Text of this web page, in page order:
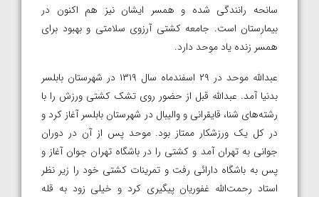
سانحه رانندگی شده و همسر ایشان نیز هم اکنون در
بیمارستان است. جامعه کشتی آرزوی سلامتی و بهبود برای
همسر زنده یاد موحد دارد.
عبدالله موحد در ۲۹ اسفندماه سال ۱۳۱۹ در شهرستان بابلسر
بدنیا آمد. عبدالله قبل از حضور روی تشک کشتی ورزش را با
رشته‌های شنا، قایقرانی و والیبال در شهرستان بابلسر آغاز کرد و
در کل یک ورزشکار ممتاز بود. موحد پس از آن در دوران
جوانی به تهران آمد و کشتی را در باشگاه تهران جوان آغاز و
پس به باشگاه دارائی رفت و تمرینات کشتی خود را زیر نظر
استاد رحمت‌الله غفوریان پیگیری کرد و خیلی زود به قله